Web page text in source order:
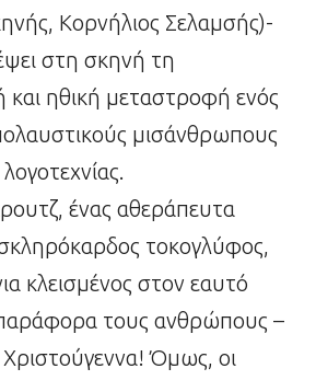
Κορνήλιος Σελαμσής)-
στη σκηνή τη
και ηθική μεταστροφή ενός
μισάνθρωπους
ένας αθεράπευτα
τοκογλύφος,
κλεισμένος στον εαυτό
τους ανθρώπους –
Όμως, οι